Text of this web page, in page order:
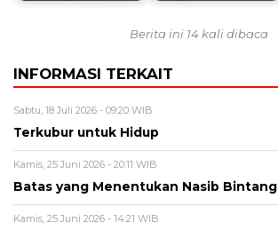
Berita ini 14 kali dibaca
INFORMASI TERKAIT
Sabtu, 18 Juli 2026 - 09:20 WIB
Terkubur untuk Hidup
Kamis, 25 Juni 2026 - 20:11 WIB
Batas yang Menentukan Nasib Bintang
Kamis, 25 Juni 2026 - 14:21 WIB